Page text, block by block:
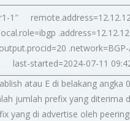
1″
last-started=2024-07-11
atau E di belakang
jumlah prefix yang diterima
yang di advertise oleh